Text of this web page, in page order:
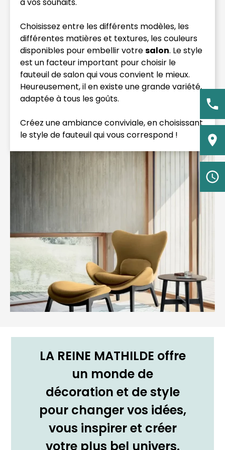
Choisissez entre les différents modèles, les
différentes matières et textures, les couleurs
disponibles pour embellir votresalon. Le style
est un facteur important pour choisir le
fauteuil de salon qui vous convient le mieux.
Heureusement, il en existe une grande variété,
adaptée à tous les goûts.
Créez une ambiance conviviale, en choisissant
le style de fauteuil qui vous correspond !
LA REINE MATHILDE offre
un monde de
décoration et de style
pour changer vos idées,
vous inspirer et créer
votre plus bel univers.